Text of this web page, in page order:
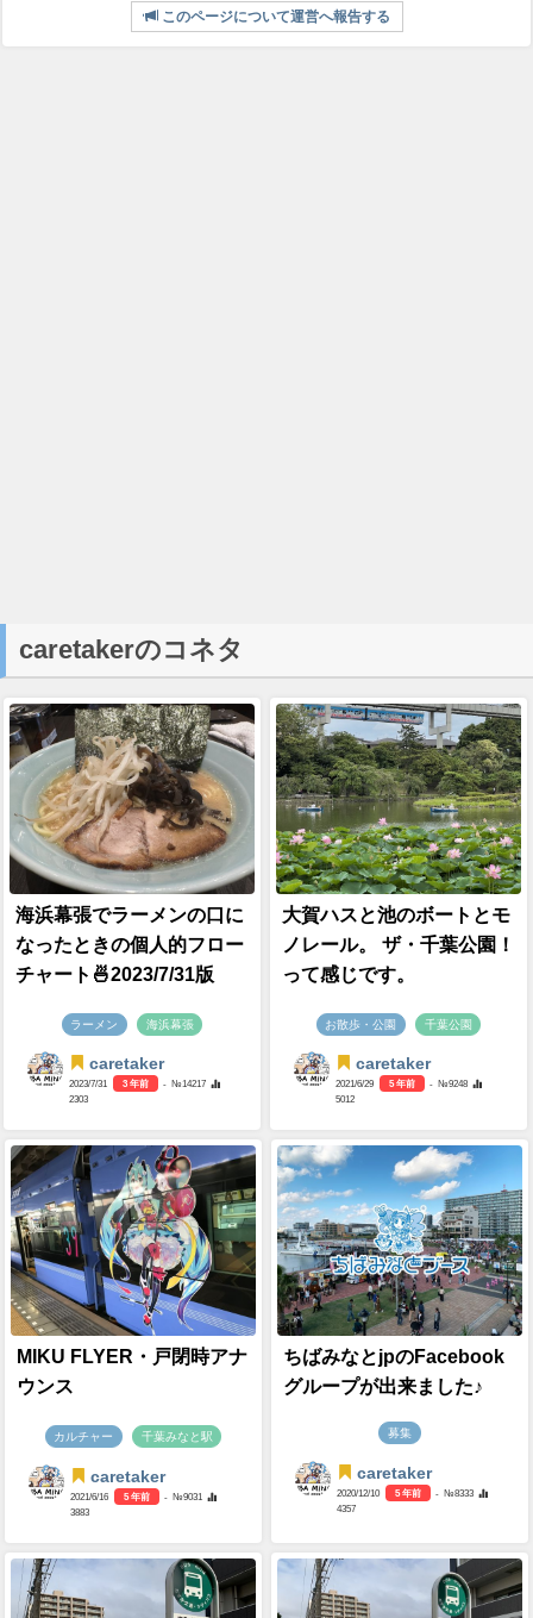
このページについて運営へ報告する
caretakerのコネタ
海浜幕張でラーメンの口に
なったときの個人的フロー
チャート🍜2023/7/31版
ラーメン 海浜幕張
caretaker
2023/7/31 3 年前
- №14217
2303
大賀ハスと池のボートとモ
ノレール。 ザ・千葉公園！
って感じです。
お散歩・公園 千葉公園
caretaker
2021/6/29 5 年前
- №9248
5012
MIKU FLYER・戸閉時アナ
ウンス
カルチャー 千葉みなと駅
caretaker
2021/6/16 5 年前
- №9031
3883
ちばみなとjpのFacebook
グループが出来ました♪
募集
caretaker
2020/12/10 5 年前
- №8333
4357